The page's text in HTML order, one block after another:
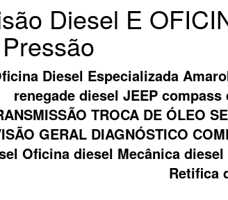
Diesel E
Diesel Especializada
renegade diesel JEEP compass
TROCA DE ÓLEO
GERAL DIAGNÓSTICO
Oficina diesel Mecânica diesel
Retifica